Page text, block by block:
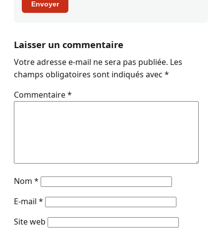
Envoyer
Laisser un commentaire
Votre adresse e-mail ne sera pas publiée. Les
champs obligatoires sont indiqués avec *
Commentaire*
Nom *
E-mail *
Site web